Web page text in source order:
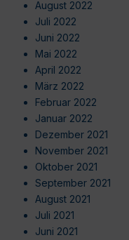
August 2022
Juli 2022
Juni 2022
Mai 2022
April 2022
März 2022
Februar 2022
Januar 2022
Dezember 2021
November 2021
Oktober 2021
September 2021
August 2021
Juli 2021
Juni 2021